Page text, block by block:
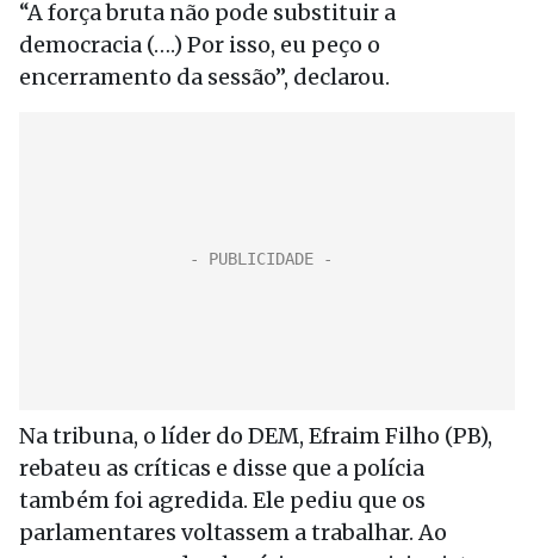
“A força bruta não pode substituir a
democracia (….) Por isso, eu peço o
encerramento da sessão”, declarou.
Na tribuna, o líder do DEM, Efraim Filho (PB),
rebateu as críticas e disse que a polícia
também foi agredida. Ele pediu que os
parlamentares voltassem a trabalhar. Ao